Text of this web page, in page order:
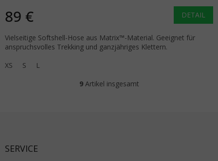
89 € DETAIL
Vielseitige Softshell-Hose aus Matrix™-Material. Geeignet für
anspruchsvolles Trekking und ganzjähriges Klettern.
XS
S L
Steuerelemente der Liste
9Artikel insgesamt
SERVICE